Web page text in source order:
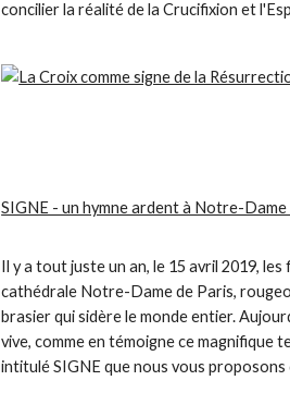
concilier la réalité de la Crucifixion et
SIGNE - un hymne ardent à Notre-Dame
Il y a tout juste un an, le 15 avril 2019,
cathédrale Notre-Dame de Paris,
brasier qui sidère le monde entier.
vive, comme en témoigne ce magnifique
intitulé SIGNE que nous vous proposons